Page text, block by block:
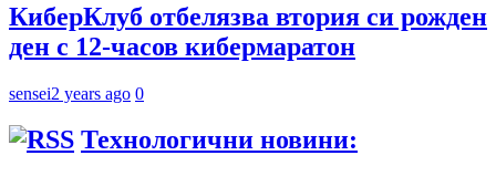
КиберКлуб отбелязва втория си рожден
ден с 12-часов кибермаратон
sensei2 years ago 0
Технологични новини: